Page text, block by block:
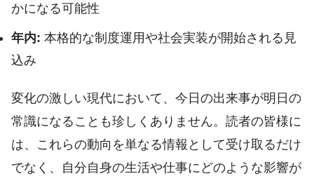
かになる可能性
年内: 本格的な制度運用や社会実装が開始される見
込み
変化の激しい現代において、今日の出来事が明日の
常識になることも珍しくありません。読者の皆様に
は、これらの動向を単なる情報として受け取るだけ
でなく、自分自身の生活や仕事にどのような影響が